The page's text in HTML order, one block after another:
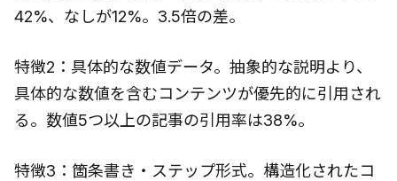
42%、なしが12%。3.5倍の差。
特徴2：具体的な数値データ。抽象的な説明より、
具体的な数値を含むコンテンツが優先的に引用され
る。数値5つ以上の記事の引用率は38%。
特徴3：箇条書き・ステップ形式。構造化されたコ